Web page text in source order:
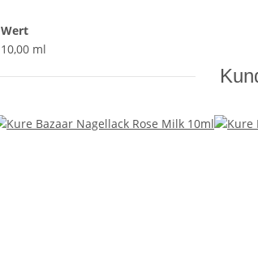
Wert
10,00 ml